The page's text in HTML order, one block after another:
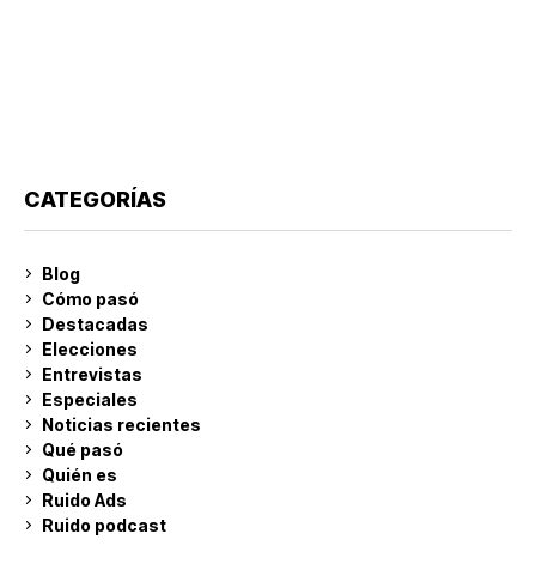
CATEGORÍAS
Blog
Cómo pasó
Destacadas
Elecciones
Entrevistas
Especiales
Noticias recientes
Qué pasó
Quién es
Ruido Ads
Ruido podcast